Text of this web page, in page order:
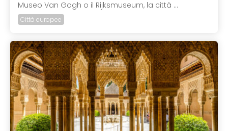
Museo Van Gogh o il Rijksmuseum, la città ...
Città europee